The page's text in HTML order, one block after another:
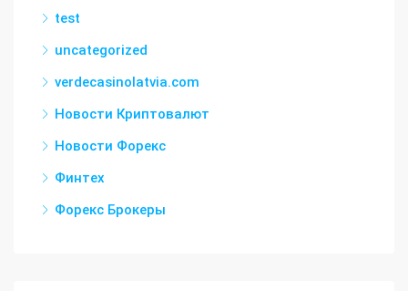
test
uncategorized
verdecasinolatvia.com
Новости Криптовалют
Новости Форекс
Финтех
Форекс Брокеры